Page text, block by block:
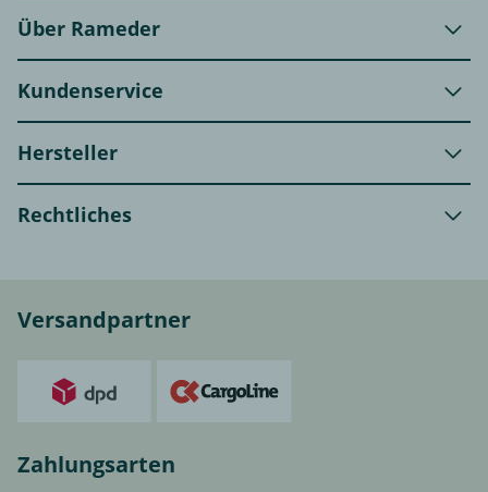
Über Rameder
Kundenservice
Hersteller
Rechtliches
Versandpartner
Zahlungsarten